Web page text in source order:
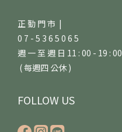
正 勤 門 市 |
0 7 - 5 3 6 5 0 6 5
週 一 至 週 日 11 : 00 - 19 : 00
( 每週四 公休 )
FOLLOW US